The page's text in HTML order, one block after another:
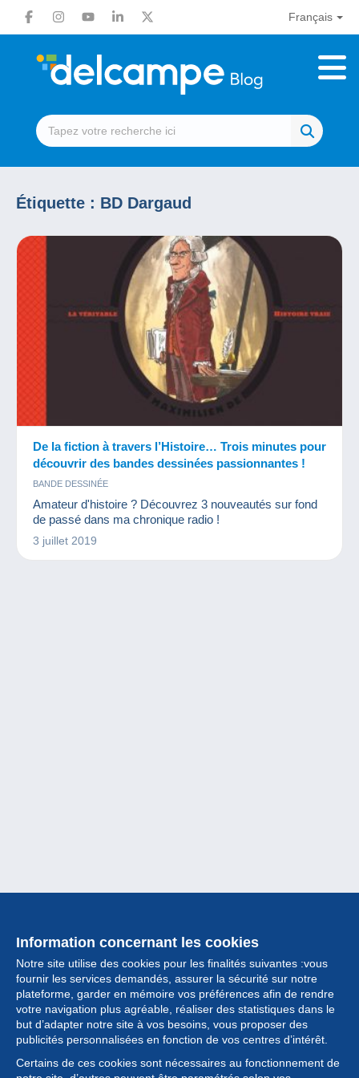
Français
Étiquette : BD Dargaud
De la fiction à travers l’Histoire… Trois minutes pour
découvrir des bandes dessinées passionnantes !
BANDE DESSINÉE
Amateur d'histoire ? Découvrez 3 nouveautés sur fond
de passé dans ma chronique radio !
3 juillet 2019
Information concernant les cookies
Notre site utilise des cookies pour les finalités suivantes :vous
fournir les services demandés, assurer la sécurité sur notre
plateforme, garder en mémoire vos préférences afin de rendre
votre navigation plus agréable, réaliser des statistiques dans le
but d’adapter notre site à vos besoins, vous proposer des
publicités personnalisées en fonction de vos centres d’intérêt.
Certains de ces cookies sont nécessaires au fonctionnement de
Collection
Actualités